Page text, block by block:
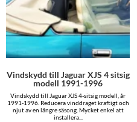
Vindskydd till Jaguar XJS 4 sitsig
modell 1991-1996
Vindskydd till Jaguar XJS 4-sitsig modell, år
1991-1996. Reducera vinddraget kraftigt och
njut av en längre säsong. Mycket enkel att
installera...